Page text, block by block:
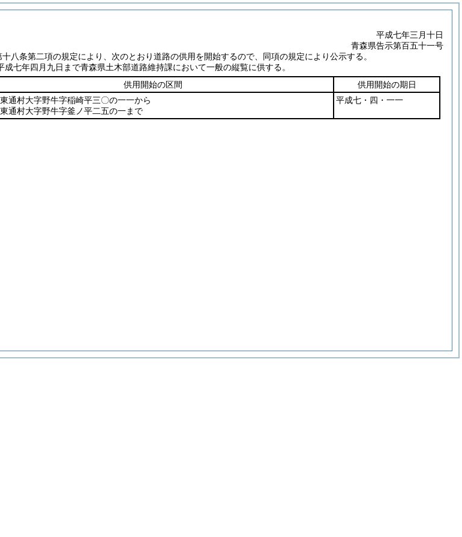
平成七年三月十日
青森県告示第百五十一号
十八条第二項の規定により、次のとおり道路の供用を開始するので、同項の規定により公示する。
七年四月九日まで青森県土木部道路維持課において一般の縦覧に供する。
供用開始の区間
供用開始の期日
通村大字野牛字稲崎平三〇の一一から
通村大字野牛字釜ノ平二五の一まで
平成七・四・一一